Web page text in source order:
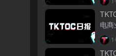
音乐节降噪耳塞风
营收突破 200 万元
越南监管出手核查
电
青接1